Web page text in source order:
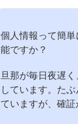
個人情報って簡
能ですか？
旦那が毎日夜遅
しています。た
ていますが、確証